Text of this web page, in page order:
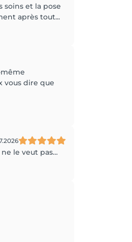
et la pose
après tout...
vous dire que
le veut pas…